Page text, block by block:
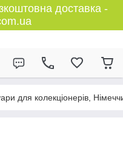
доставка -
для колекціонерів,